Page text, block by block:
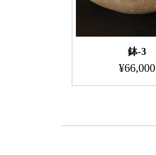
鉢-3
¥66,000